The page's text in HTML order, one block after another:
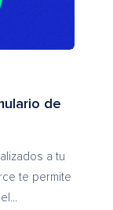
de
a tu
te permite